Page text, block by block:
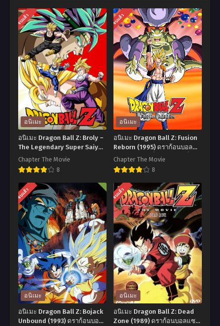
จบแล้ว
อนิเมะ
อนิเมะ Dragon Ball Z: Broly –
The Legendary Super Saiyan
(1993) ดราก้อนบอลแซด เดอะ
มูฟวี่ 08: ร้อนแรงสุดขั้ว ศึก
ระเบิดซุปเปอร์ไซย่า พากย์ไทย
Chapter The Movie
8
อ
นิ
เมะ
Dragon
Ball
Z:
Broly
–
The
Legendary
Super
จบแล้ว
อนิเมะ
อนิเมะ Dragon Ball Z: Fusion
Reborn (1995) ดราก้อนบอล
แซด เดอะมูฟวี่ 12: การฟิวชั่นข
องโกคูและเบจิต้า พากย์ไทย
Chapter The Movie
8
อ
นิ
เมะ
Dragon
Ball
Z:
Fusion
Reborn
(1995)
ดรา
ก้อน
จบแล้ว
อนิเมะ
อนิเมะ Dragon Ball Z: Bojack
Unbound (1993) ดราก้อนบอล
จบแล้ว
อนิเมะ
อนิเมะ Dragon Ball Z: Dead
Zone (1989) ดราก้อนบอลแซด